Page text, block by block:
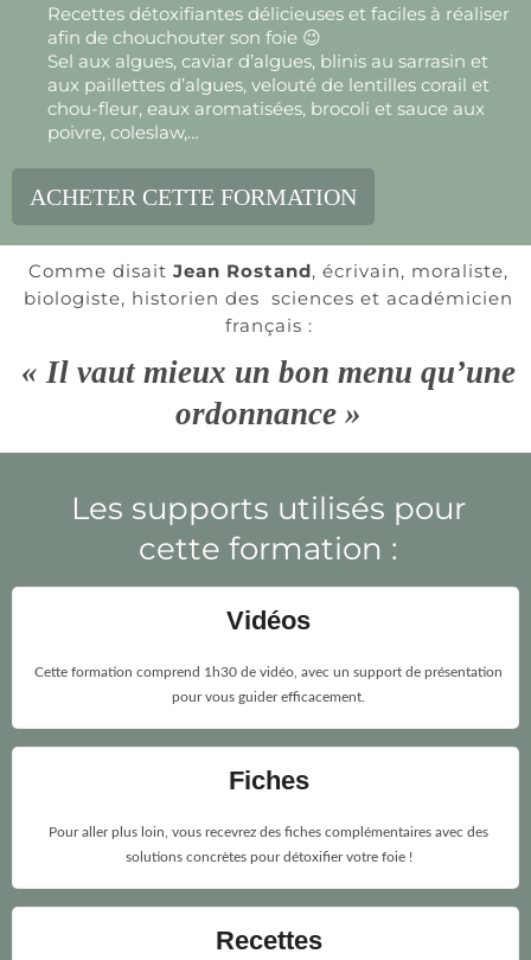
Recettes détoxifiantes délicieuses et faciles à réaliser
afin de chouchouter son foie 😉
Sel aux algues, caviar d’algues, blinis au sarrasin et
aux paillettes d’algues, velouté de lentilles corail et
chou-fleur, eaux aromatisées, brocoli et sauce aux
poivre, coleslaw,…
ACHETER CETTE FORMATION
Comme disait Jean Rostand, écrivain, moraliste,
biologiste, historien des sciences et académicien
français :
« Il vaut mieux un bon menu qu’une
ordonnance »
Les supports utilisés pour
cette formation :
Vidéos
Cette formation comprend 1h30 de vidéo, avec un support de présentation
pour vous guider efficacement.
Fiches
Pour aller plus loin, vous recevrez des fiches complémentaires avec des
solutions concrètes pour détoxifier votre foie !
Recettes